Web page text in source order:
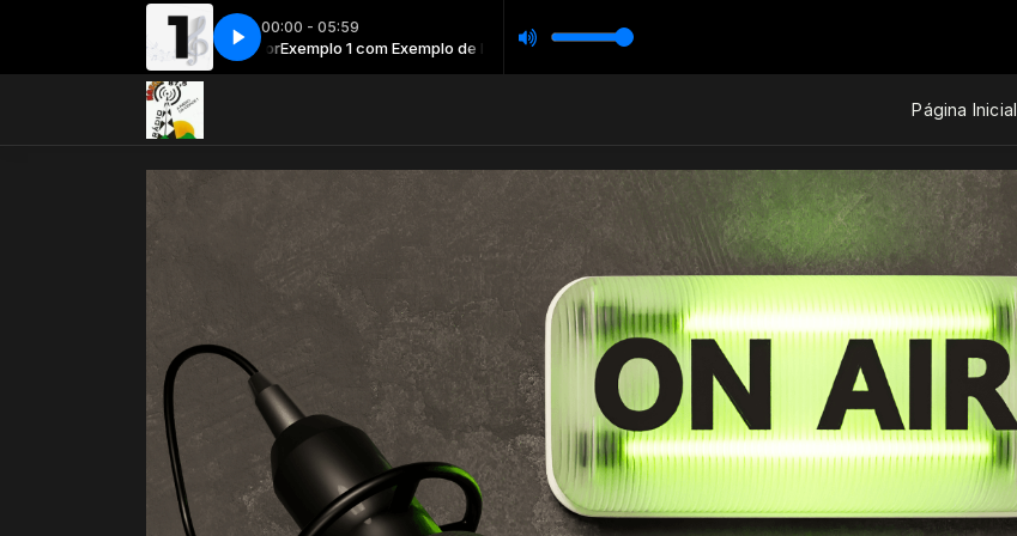
00:00 - 05:59
Exemplo 1 com Exemplo de locutorExemplo 1 com Exemplo de locutor
Página Inicial